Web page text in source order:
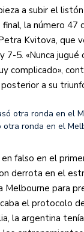
a subir el
la número 47
Kvitova, que
7-5. «Nunca jugué
complicado»,
a su
otra ronda en el
falso en el
derrota en el
Melbourne para
el protocolo
la argentina